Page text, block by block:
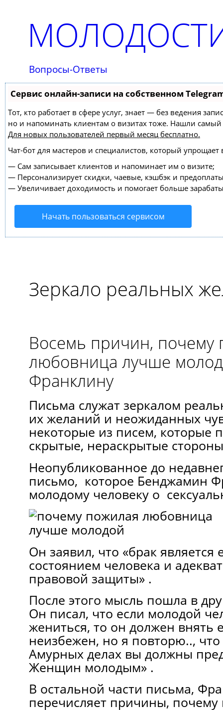
Вопросы-Ответы
Сервис онлайн-записи на собственном
Тот, кто работает в сфере услуг, знает — без ведения
но и напоминать клиентам о визитах тоже. Нашли
Для новых пользователей первый месяц бесплатно.
Чат-бот для мастеров и специалистов, который упрощает
— Сам записывает клиентов и напоминает им о визите;
— Персонализирует скидки, чаевые, кэшбэк и
— Увеличивает доходимость и помогает больше
Начать пользоваться сервисом
Зеркало реальных
Восемь причин, почему
любовница лучше
Франклину
Письма служат зеркалом
их желаний и неожиданных
некоторые из писем, которые
скрытые, нераскрытые
Неопубликованное до
письмо, которое Бенджамин
молодому человеку о
Он заявил, что «брак является
состоянием человека и
правовой защиты» .
После этого мысль пошла в
Он писал, что если молодой
жениться, то он должен внять
неизбежен, но я повторю..,
Aмурных делах вы должны
Женщин молодым» .
В остальной части письма,
перечисляет причины,